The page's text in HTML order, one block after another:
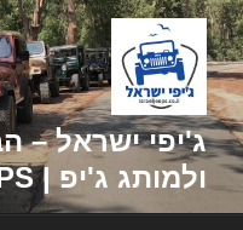
דילוג
לתוכן
ג'יפי ישראל –
ולמותג ג'יפ | ISRAEL JEEPS